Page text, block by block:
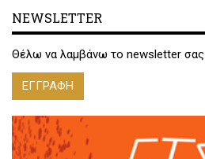
NEWSLETTER
Θέλω να λαμβάνω το newsletter σας
ΕΓΓΡΑΦΗ